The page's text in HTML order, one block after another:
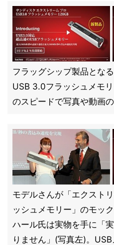
フラッグシップ製品とな
USB 3.0フラッシュメモ
のスピードで写真や動画
モデルさんが「エクスト
ッシュメモリー」のモッ
ハール氏は実物を手に「
りません」(写真左)。